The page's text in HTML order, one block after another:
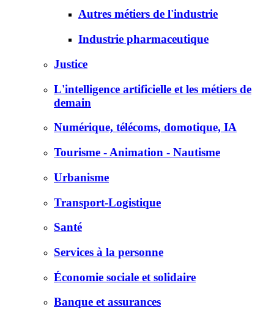
Autres métiers de l'industrie
Industrie pharmaceutique
Justice
L'intelligence artificielle et les métiers de
demain
Numérique, télécoms, domotique, IA
Tourisme - Animation - Nautisme
Urbanisme
Transport-Logistique
Santé
Services à la personne
Économie sociale et solidaire
Banque et assurances